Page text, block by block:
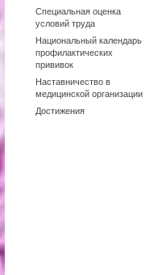
Специальная оценка
условий труда
Национальный календарь
профилактических
прививок
Наставничество в
медицинской организации
Достижения